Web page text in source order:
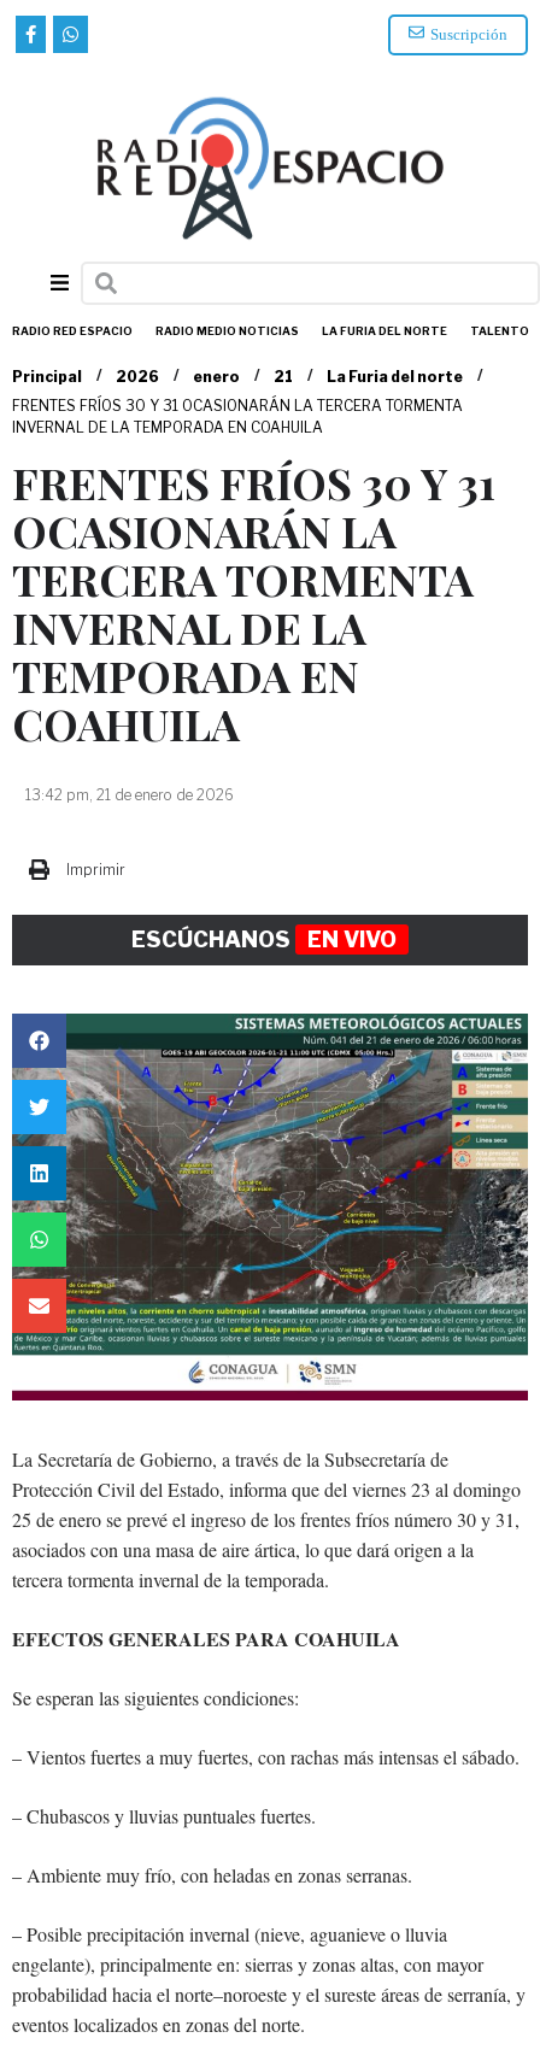
Suscripción
RADIO RED ESPACIO RADIO MEDIO NOTICIAS LA FURIA DEL NORTE TALENTO
Principal / 2026 / enero / 21 / La Furia del norte
/
FRENTES FRÍOS 30 Y 31 OCASIONARÁN LA TERCERA TORMENTA
INVERNAL DE LA TEMPORADA EN COAHUILA
FRENTES FRÍOS 30 Y 31
OCASIONARÁN LA
TERCERA TORMENTA
INVERNAL DE LA
TEMPORADA EN
COAHUILA
13:42 pm, 21 de enero de 2026
Imprimir
ESCÚCHANOS EN VIVO
La Secretaría de Gobierno, a través de la Subsecretaría de
Protección Civil del Estado, informa que del viernes 23 al domingo
25 de enero se prevé el ingreso de los frentes fríos número 30 y 31,
asociados con una masa de aire ártica, lo que dará origen a la
tercera tormenta invernal de la temporada.
EFECTOS GENERALES PARA COAHUILA
Se esperan las siguientes condiciones:
– Vientos fuertes a muy fuertes, con rachas más intensas el sábado.
– Chubascos y lluvias puntuales fuertes.
– Ambiente muy frío, con heladas en zonas serranas.
– Posible precipitación invernal (nieve, aguanieve o lluvia
engelante), principalmente en: sierras y zonas altas, con mayor
probabilidad hacia el norte–noroeste y el sureste áreas de serranía, y
eventos localizados en zonas del norte.